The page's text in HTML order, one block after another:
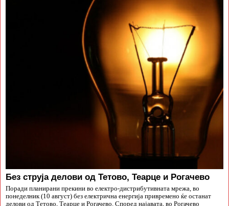
Без струја делови од Тетово, Теарце и Рогачево
Поради планирани прекини во електро-дистрибутивната мрежа, во
понеделник (10 август) без електрична енергија привремено ќе останат
делови од Тетово, Теарце и Рогачево. Според најавата, во Рогачево